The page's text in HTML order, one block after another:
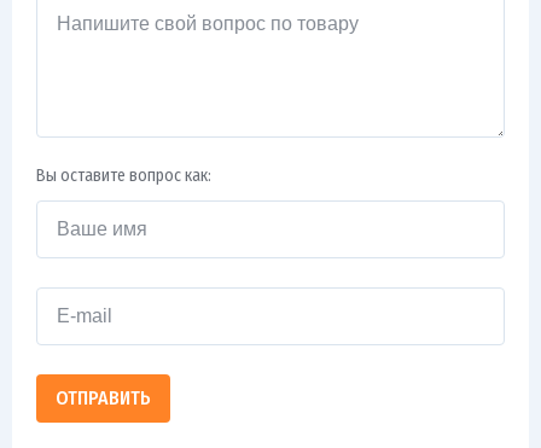
Вы оставите вопрос как:
ОТПРАВИТЬ